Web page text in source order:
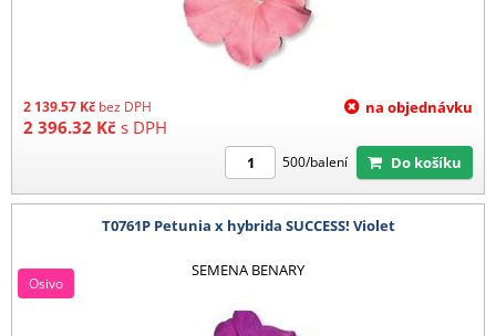
2 139.57 Kč bez DPH
2 396.32 Kč s DPH
na objednávku
500/balení Do košíku
T0761P Petunia x hybrida SUCCESS! Violet
SEMENA BENARY
Osivo